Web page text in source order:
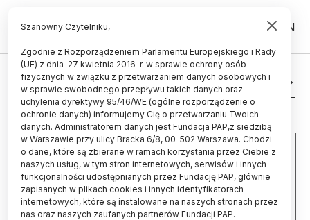
PL EN
Kwiecień 2026
Pon Wt Śr Czw Pt Sob Ndz
30 31 1 2 3 4 5
6 7 8 9 10 11
Szanowny Czytelniku,
Zgodnie z Rozporządzeniem Parlamentu Europejskiego i Rady
(UE) z dnia 27 kwietnia 2016 r. w sprawie ochrony osób
fizycznych w związku z przetwarzaniem danych osobowych i
w sprawie swobodnego przepływu takich danych oraz
uchylenia dyrektywy 95/46/WE (ogólne rozporządzenie o
ochronie danych) informujemy Cię o przetwarzaniu Twoich
danych. Administratorem danych jest Fundacja PAP,z siedzibą
w Warszawie przy ulicy Bracka 6/8, 00-502 Warszawa. Chodzi
o dane, które są zbierane w ramach korzystania przez Ciebie z
naszych usług, w tym stron internetowych, serwisów i innych
funkcjonalności udostępnianych przez Fundację PAP, głównie
zapisanych w plikach cookies i innych identyfikatorach
internetowych, które są instalowane na naszych stronach przez
nas oraz naszych zaufanych partnerów Fundacji PAP.